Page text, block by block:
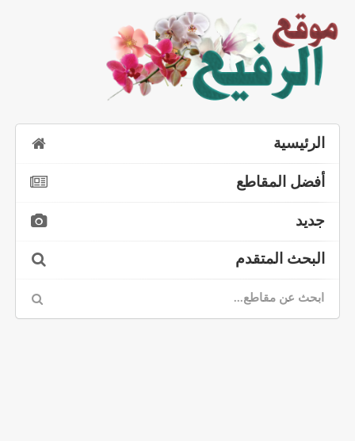
الرئيسية
أفضل المقاطع
جديد
البحث المتقدم